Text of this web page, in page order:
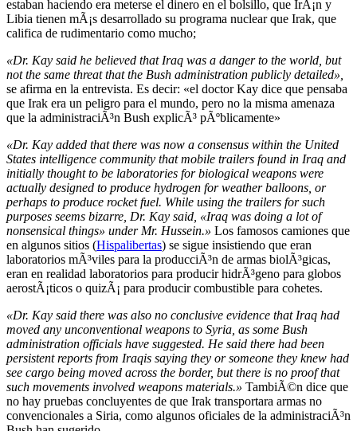
estaban haciendo era meterse el dinero en el bolsillo, que IrÃ¡n y
Libia tienen mÃ¡s desarrollado su programa nuclear que Irak, que
califica de rudimentario como mucho;
«Dr. Kay said he believed that Iraq was a danger to the world, but
not the same threat that the Bush administration publicly detailed»,
se afirma en la entrevista. Es decir: «el doctor Kay dice que pensaba
que Irak era un peligro para el mundo, pero no la misma amenaza
que la administraciÃ³n Bush explicÃ³ pÃºblicamente»
«Dr. Kay added that there was now a consensus within the United
States intelligence community that mobile trailers found in Iraq and
initially thought to be laboratories for biological weapons were
actually designed to produce hydrogen for weather balloons, or
perhaps to produce rocket fuel. While using the trailers for such
purposes seems bizarre, Dr. Kay said, «Iraq was doing a lot of
nonsensical things» under Mr. Hussein.» Los famosos camiones que
en algunos sitios (Hispalibertas) se sigue insistiendo que eran
laboratorios mÃ³viles para la producciÃ³n de armas biolÃ³gicas,
eran en realidad laboratorios para producir hidrÃ³geno para globos
aerostÃ¡ticos o quizÃ¡ para producir combustible para cohetes.
«Dr. Kay said there was also no conclusive evidence that Iraq had
moved any unconventional weapons to Syria, as some Bush
administration officials have suggested. He said there had been
persistent reports from Iraqis saying they or someone they knew had
see cargo being moved across the border, but there is no proof that
such movements involved weapons materials.» TambiÃ©n dice que
no hay pruebas concluyentes de que Irak transportara armas no
convencionales a Siria, como algunos oficiales de la administraciÃ³n